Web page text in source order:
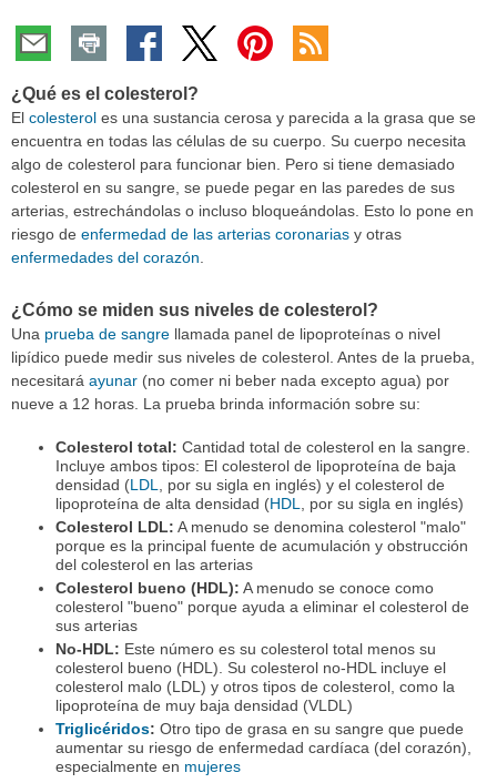
¿Qué es el colesterol?
El colesterol es una sustancia cerosa y parecida a la grasa que se
encuentra en todas las células de su cuerpo. Su cuerpo necesita
algo de colesterol para funcionar bien. Pero si tiene demasiado
colesterol en su sangre, se puede pegar en las paredes de sus
arterias, estrechándolas o incluso bloqueándolas. Esto lo pone en
riesgo de enfermedad de las arterias coronarias y otras
enfermedades del corazón.
¿Cómo se miden sus niveles de colesterol?
Una prueba de sangre llamada panel de lipoproteínas o nivel
lipídico puede medir sus niveles de colesterol. Antes de la prueba,
necesitará ayunar (no comer ni beber nada excepto agua) por
nueve a 12 horas. La prueba brinda información sobre su:
Colesterol total: Cantidad total de colesterol en la sangre.
Incluye ambos tipos: El colesterol de lipoproteína de baja
densidad (LDL
, por su sigla en inglés) y el colesterol de
lipoproteína de alta densidad (HDL
, por su sigla en inglés)
Colesterol LDL: A menudo se denomina colesterol "malo"
porque es la principal fuente de acumulación y obstrucción
del colesterol en las arterias
Colesterol bueno (HDL): A menudo se conoce como
colesterol "bueno" porque ayuda a eliminar el colesterol de
sus arterias
No-HDL: Este número es su colesterol total menos su
colesterol bueno (HDL). Su colesterol no-HDL incluye el
colesterol malo (LDL) y otros tipos de colesterol, como la
lipoproteína de muy baja densidad (VLDL)
Triglicéridos: Otro tipo de grasa en su sangre que puede
aumentar su riesgo de enfermedad cardíaca (del corazón),
especialmente en mujeres